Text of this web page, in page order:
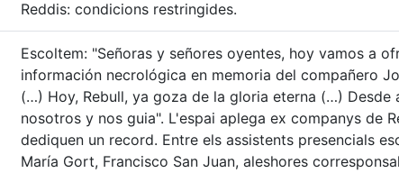
Reddis: condicions restringides.
Escoltem: "Señoras y señores oyentes, hoy vamos a
información necrológica en memoria del compañero
(…) Hoy, Rebull, ya goza de la gloria eterna (…) Desde
nosotros y nos guia". L'espai aplega ex companys de
dediquen un record. Entre els assistents presencials
María Gort, Francisco San Juan, aleshores